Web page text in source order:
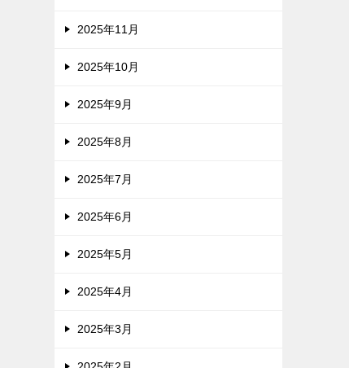
2025年11月
2025年10月
2025年9月
2025年8月
2025年7月
2025年6月
2025年5月
2025年4月
2025年3月